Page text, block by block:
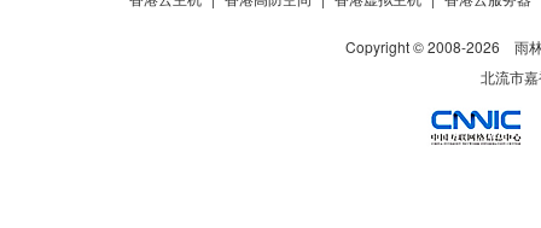
Copyright © 2008-2026
雨
北流市